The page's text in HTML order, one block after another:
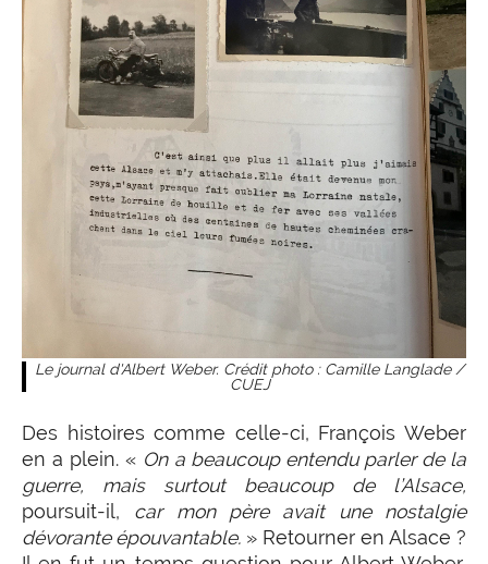
Le journal d'Albert Weber. Crédit photo : Camille Langlade /
CUEJ
Des histoires comme celle-ci, François Weber
en a plein. « On a beaucoup entendu parler de la
guerre, mais surtout beaucoup de l’Alsace,
poursuit-il, car mon père avait une nostalgie
dévorante épouvantable. » Retourner en Alsace ?